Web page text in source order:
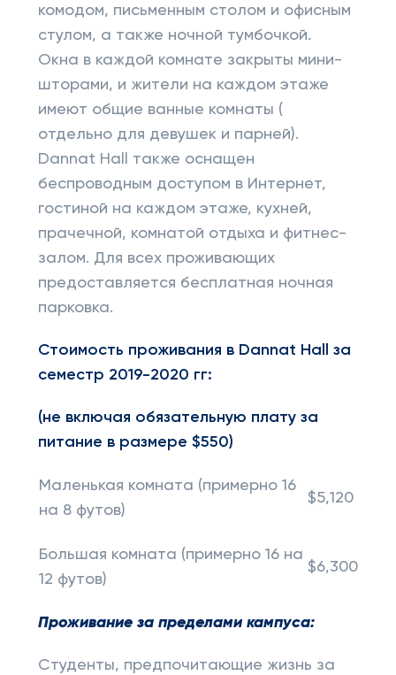
комодом, письменным столом и офисным
стулом, а также ночной тумбочкой.
Окна в каждой комнате закрыты мини-
шторами, и жители на каждом этаже
имеют общие ванные комнаты (
отдельно для девушек и парней).
Dannat Hall также оснащен
беспроводным доступом в Интернет,
гостиной на каждом этаже, кухней,
прачечной, комнатой отдыха и фитнес-
залом. Для всех проживающих
предоставляется бесплатная ночная
парковка.
Стоимость проживания в Dannat Hall
за
семестр 2019-2020 гг:
(не включая обязательную плату за
питание в размере $550)
Маленькая комната (примерно 16
на 8 футов)
$5,120
Большая комната (примерно 16 на
12 футов)
$6,300
Проживание за пределами кампуса:
Студенты, предпочитающие жизнь за